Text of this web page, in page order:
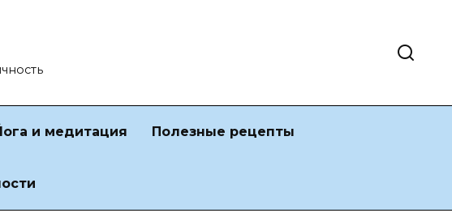
и медитация Полезные рецепты